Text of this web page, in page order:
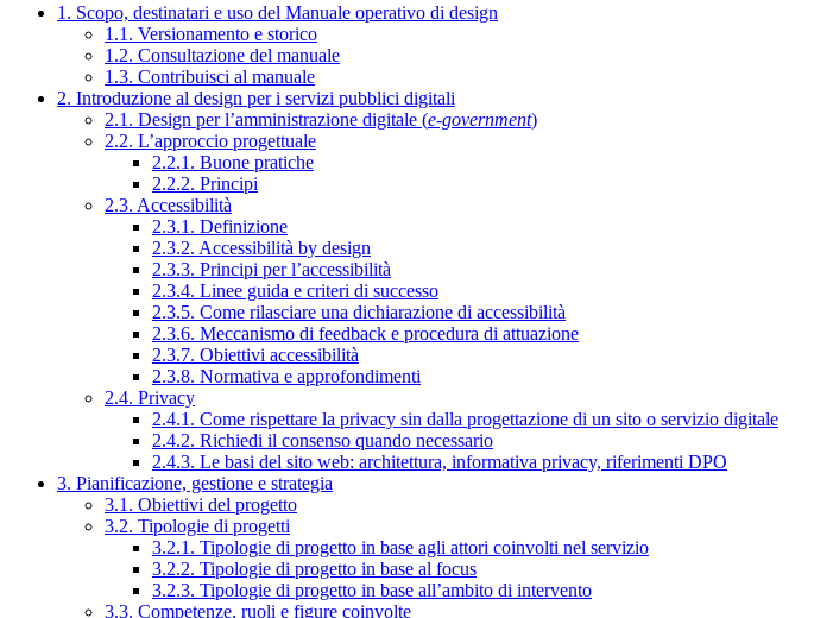
1. Scopo, destinatari e uso del Manuale operativo di design
1.1. Versionamento e storico
1.2. Consultazione del manuale
1.3. Contribuisci al manuale
2. Introduzione al design per i servizi pubblici digitali
2.1. Design per l’amministrazione digitale (e-government)
2.2. L’approccio progettuale
2.2.1. Buone pratiche
2.2.2. Principi
2.3. Accessibilità
2.3.1. Definizione
2.3.2. Accessibilità by design
2.3.3. Principi per l’accessibilità
2.3.4. Linee guida e criteri di successo
2.3.5. Come rilasciare una dichiarazione di accessibilità
2.3.6. Meccanismo di feedback e procedura di attuazione
2.3.7. Obiettivi accessibilità
2.3.8. Normativa e approfondimenti
2.4. Privacy
2.4.1. Come rispettare la privacy sin dalla progettazione di un sito o servizio digitale
2.4.2. Richiedi il consenso quando necessario
2.4.3. Le basi del sito web: architettura, informativa privacy, riferimenti DPO
3. Pianificazione, gestione e strategia
3.1. Obiettivi del progetto
3.2. Tipologie di progetti
3.2.1. Tipologie di progetto in base agli attori coinvolti nel servizio
3.2.2. Tipologie di progetto in base al focus
3.2.3. Tipologie di progetto in base all’ambito di intervento
3.3. Competenze, ruoli e figure coinvolte